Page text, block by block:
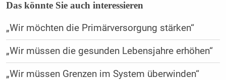
Das könnte Sie auch interessieren
„Wir möchten die Primärversorgung stärken“
„Wir müssen die gesunden Lebensjahre erhöhen“
„Wir müssen Grenzen im System überwinden“